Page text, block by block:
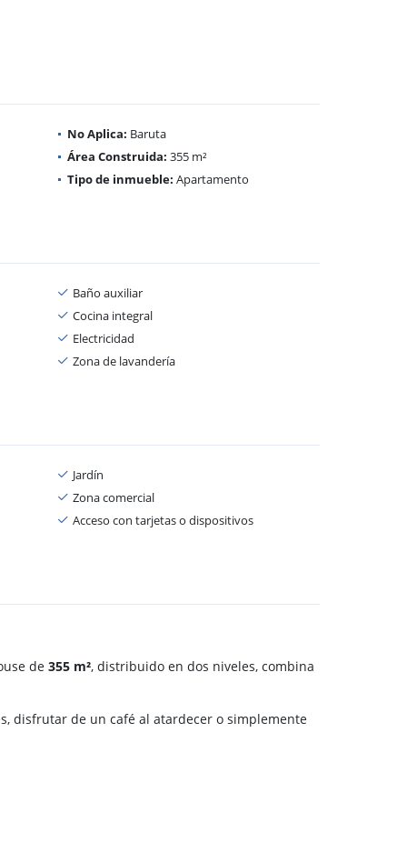
No Aplica: Baruta
Área Construida: 355 m²
Tipo de inmueble: Apartamento
Baño auxiliar
Cocina integral
Electricidad
Zona de lavandería
Jardín
Zona comercial
Acceso con tarjetas o dispositivos
de 355 m², distribuido en dos niveles, combina
disfrutar de un café al atardecer o simplemente